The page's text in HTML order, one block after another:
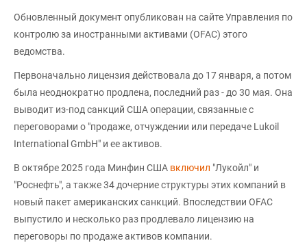
Обновленный документ опубликован на сайте Управления по
контролю за иностранными активами (OFAC) этого
ведомства.
Первоначально лицензия действовала до 17 января, а потом
была неоднократно продлена, последний раз - до 30 мая. Она
выводит из-под санкций США операции, связанные с
переговорами о "продаже, отчуждении или передаче Lukoil
International GmbH" и ее активов.
В октябре 2025 года Минфин США включил "Лукойл" и
"Роснефть", а также 34 дочерние структуры этих компаний в
новый пакет американских санкций. Впоследствии OFAC
выпустило и несколько раз продлевало лицензию на
переговоры по продаже активов компании.